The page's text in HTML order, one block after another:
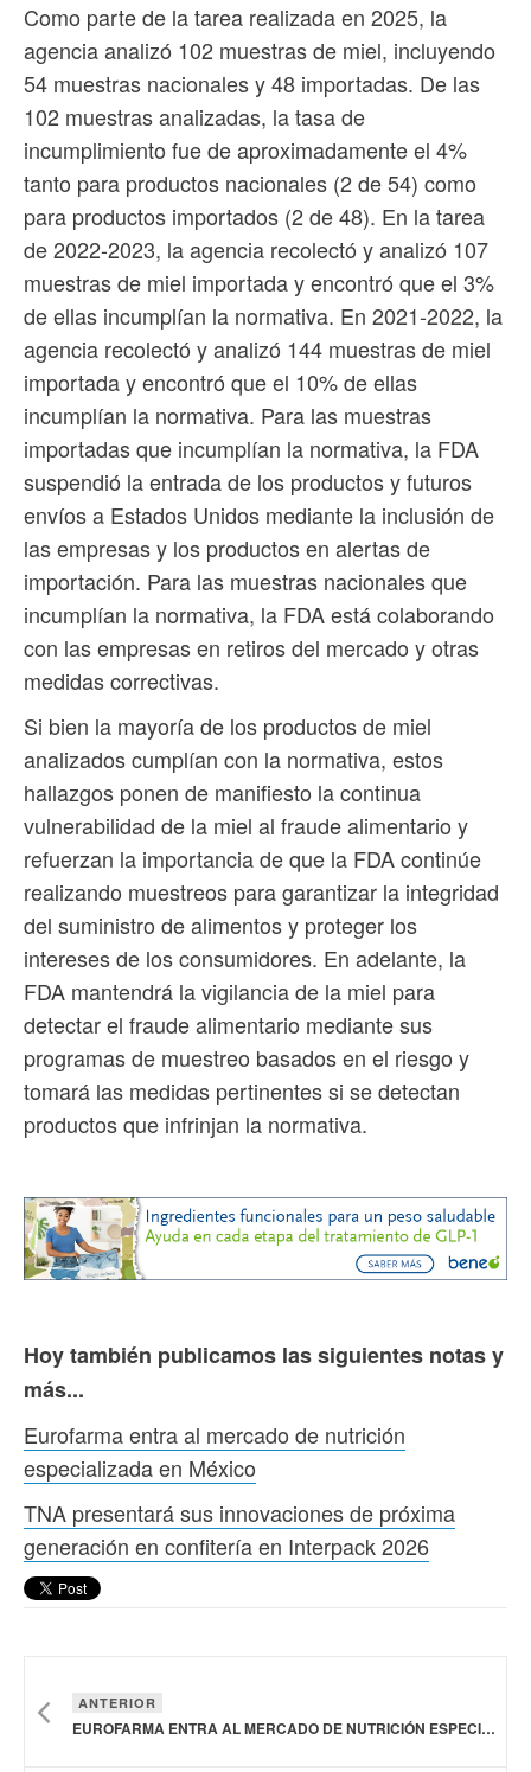
Como parte de la tarea realizada en 2025, la
agencia analizó 102 muestras de miel, incluyendo
54 muestras nacionales y 48 importadas. De las
102 muestras analizadas, la tasa de
incumplimiento fue de aproximadamente el 4%
tanto para productos nacionales (2 de 54) como
para productos importados (2 de 48). En la tarea
de 2022-2023, la agencia recolectó y analizó 107
muestras de miel importada y encontró que el 3%
de ellas incumplían la normativa. En 2021-2022, la
agencia recolectó y analizó 144 muestras de miel
importada y encontró que el 10% de ellas
incumplían la normativa. Para las muestras
importadas que incumplían la normativa, la FDA
suspendió la entrada de los productos y futuros
envíos a Estados Unidos mediante la inclusión de
las empresas y los productos en alertas de
importación. Para las muestras nacionales que
incumplían la normativa, la FDA está colaborando
con las empresas en retiros del mercado y otras
medidas correctivas.
Si bien la mayoría de los productos de miel
analizados cumplían con la normativa, estos
hallazgos ponen de manifiesto la continua
vulnerabilidad de la miel al fraude alimentario y
refuerzan la importancia de que la FDA continúe
realizando muestreos para garantizar la integridad
del suministro de alimentos y proteger los
intereses de los consumidores. En adelante, la
FDA mantendrá la vigilancia de la miel para
detectar el fraude alimentario mediante sus
programas de muestreo basados ​​en el riesgo y
tomará las medidas pertinentes si se detectan
productos que infrinjan la normativa.
Hoy también publicamos las siguientes notas y
más...
Eurofarma entra al mercado de nutrición
especializada en México
TNA presentará sus innovaciones de próxima
generación en confitería en Interpack 2026
ANTERIOR
EUROFARMA ENTRA AL MERCADO DE NUTRICIÓN ESPECIALIZADA EN MÉXICO